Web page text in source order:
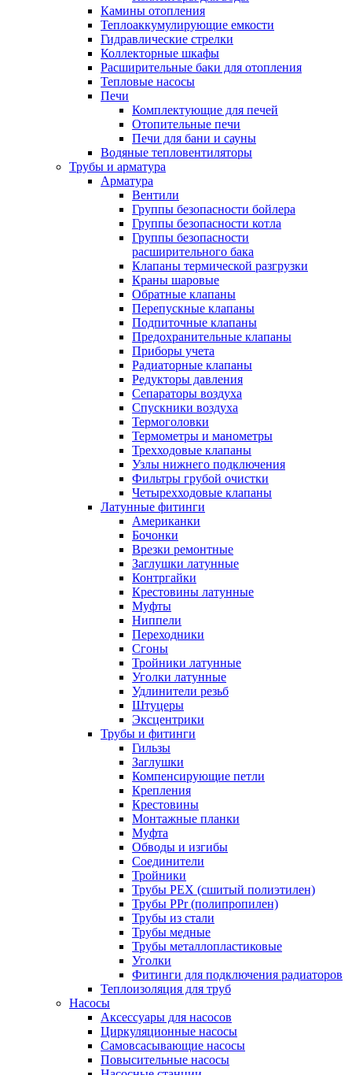
Камины отопления
Теплоаккумулирующие емкости
Гидравлические стрелки
Коллекторные шкафы
Расширительные баки для отопления
Тепловые насосы
Печи
Комплектующие для печей
Отопительные печи
Печи для бани и сауны
Водяные тепловентиляторы
Трубы и арматура
Арматура
Вентили
Группы безопасности бойлера
Группы безопасности котла
Группы безопасности
расширительного бака
Клапаны термической разгрузки
Краны шаровые
Обратные клапаны
Перепускные клапаны
Подпиточные клапаны
Предохранительные клапаны
Приборы учета
Радиаторные клапаны
Редукторы давления
Сепараторы воздуха
Спускники воздуха
Термоголовки
Термометры и манометры
Трехходовые клапаны
Узлы нижнего подключения
Фильтры грубой очистки
Четырехходовые клапаны
Латунные фитинги
Американки
Бочонки
Врезки ремонтные
Заглушки латунные
Контргайки
Крестовины латунные
Муфты
Ниппели
Переходники
Сгоны
Тройники латунные
Уголки латунные
Удлинители резьб
Штуцеры
Эксцентрики
Трубы и фитинги
Гильзы
Заглушки
Компенсирующие петли
Крепления
Крестовины
Монтажные планки
Муфта
Обводы и изгибы
Соединители
Тройники
Трубы PEX (сшитый полиэтилен)
Трубы PPr (полипропилен)
Трубы из стали
Трубы медные
Трубы металлопластиковые
Уголки
Фитинги для подключения радиаторов
Теплоизоляция для труб
Насосы
Аксессуары для насосов
Циркуляционные насосы
Самовсасывающие насосы
Повысительные насосы